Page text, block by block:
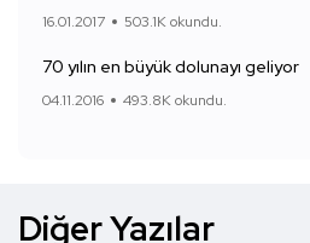
16.01.2017 503.1K okundu.
70 yılın en büyük dolunayı geliyor
04.11.2016 493.8K okundu.
Diğer Yazılar